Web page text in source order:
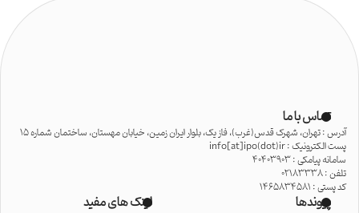
تماس با ما
آدرس : تهران، شهرک قدس(غرب)، فاز یک، بلوار ایران زمین، خیابان مهستان، ساختمان شماره 15
پست الکترونیک : info[at]ipo(dot)ir
سامانه پیامکی : 40403903
تلفن : 02183338
کد پستی : 1465834581
پیوندها لینک های مفید